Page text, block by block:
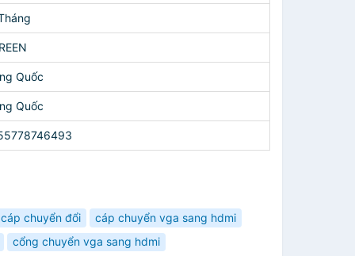
Quốc
Quốc
cáp chuyển đổi
cáp chuyển vga sang hdmi
cổng chuyển vga sang hdmi